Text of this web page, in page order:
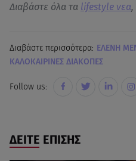
Διαβάστε όλα τα lifestyle νεα,
Διαβάστε περισσότερα: ΕΛΕΝΗ
ΚΑΛΟΚΑΙΡΙΝΕΣ ΔΙΑΚΟΠΕΣ
Follow us:
ΔΕΙΤΕ ΕΠΙΣΗΣ